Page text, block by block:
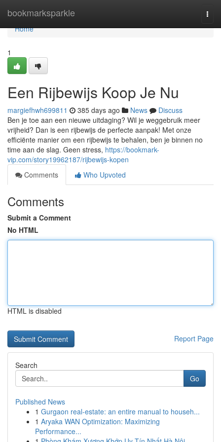
bookmarksparkle
Home
Home
1
Een Rijbewijs Koop Je Nu
margiefhwh699811 385 days ago News
Discuss
Ben je toe aan een nieuwe uitdaging? Wil je weggebruik meer
vrijheid? Dan is een rijbewijs de perfecte aanpak! Met onze
efficiënte manier om een rijbewijs te behalen, ben je binnen no
time aan de slag. Geen stress, https://bookmark-
vip.com/story19962187/rijbewijs-kopen
Comments
Who Upvoted
Comments
Submit a Comment
No HTML
HTML is disabled
Report Page
Search
Go
Published News
1 Gurgaon real-estate: an entire manual to househ...
1 Aryaka WAN Optimization: Maximizing
Performance...